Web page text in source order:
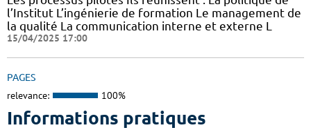
l’Institut L’ingénierie de formation Le management de
la qualité La communication interne et externe L
15/04/2025 17:00
PAGES
relevance: 100%
Informations pratiques